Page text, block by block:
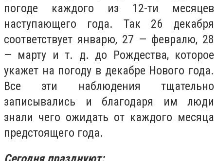
погоде каждого из 12-ти месяцев
наступающего года. Так 26 декабря
соответствует январю, 27 — февралю, 28
— марту и т. д. до Рождества, которое
укажет на погоду в декабре Нового года.
Все эти наблюдения тщательно
записывались и благодаря им люди
знали чего ожидать от каждого месяца
предстоящего года.